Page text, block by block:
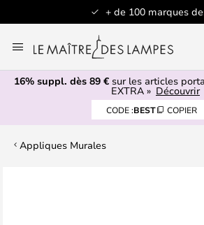
+ de 100 marques
au
contenu
16% suppl. dès 89 € sur les articles
EXTRA » Découvrir
CODE :BEST COPIER
Appliques Murales